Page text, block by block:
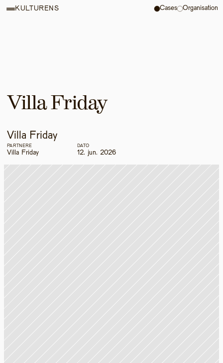
Villa Friday
Villa Friday
PARTNERE
Villa Friday
DATO
12. jun. 2026
KULTURENS Cases Organisation